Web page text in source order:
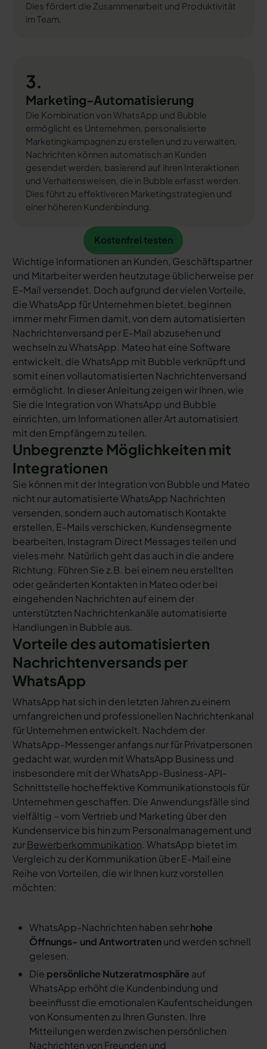
Dies fördert die Zusammenarbeit und Produktivität
im Team.
3.
Marketing-Automatisierung
Die Kombination von WhatsApp und Bubble
ermöglicht es Unternehmen, personalisierte
Marketingkampagnen zu erstellen und zu verwalten.
Nachrichten können automatisch an Kunden
gesendet werden, basierend auf ihren Interaktionen
und Verhaltensweisen, die in Bubble erfasst werden.
Dies führt zu effektiveren Marketingstrategien und
einer höheren Kundenbindung.
Kostenfrei testen
Kostenfrei testen
Wichtige Informationen an Kunden, Geschäftspartner
und Mitarbeiter werden heutzutage üblicherweise per
E-Mail versendet. Doch aufgrund der vielen Vorteile,
die WhatsApp für Unternehmen bietet, beginnen
immer mehr Firmen damit, von dem automatisierten
Nachrichtenversand per E-Mail abzusehen und
wechseln zu WhatsApp. Mateo hat eine Software
entwickelt, die WhatsApp mit Bubble verknüpft und
somit einen vollautomatisierten Nachrichtenversand
ermöglicht. In dieser Anleitung zeigen wir Ihnen, wie
Sie die Integration von WhatsApp und Bubble
einrichten, um Informationen aller Art automatisiert
mit den Empfängern zu teilen.
Unbegrenzte Möglichkeiten mit
Integrationen
Sie können mit der Integration von Bubble und Mateo
nicht nur automatisierte WhatsApp Nachrichten
versenden, sondern auch automatisch Kontakte
erstellen, E-Mails verschicken, Kundensegmente
bearbeiten, Instagram Direct Messages teilen und
vieles mehr. Natürlich geht das auch in die andere
Richtung: Führen Sie z.B. bei einem neu erstellten
oder geänderten Kontakten in Mateo oder bei
eingehenden Nachrichten auf einem der
unterstützten Nachrichtenkanäle automatisierte
Handlungen in Bubble aus.
Vorteile des automatisierten
Nachrichtenversands per
WhatsApp
WhatsApp hat sich in den letzten Jahren zu einem
umfangreichen und professionellen Nachrichtenkanal
für Unternehmen entwickelt. Nachdem der
WhatsApp-Messenger anfangs nur für Privatpersonen
gedacht war, wurden mit WhatsApp Business und
insbesondere mit der WhatsApp-Business-API-
Schnittstelle hocheffektive Kommunikationstools für
Unternehmen geschaffen. Die Anwendungsfälle sind
vielfältig – vom Vertrieb und Marketing über den
Kundenservice bis hin zum Personalmanagement und
zurBewerberkommunikation. WhatsApp bietet im
Vergleich zu der Kommunikation über E-Mail eine
Reihe von Vorteilen, die wir Ihnen kurz vorstellen
möchten:
WhatsApp-Nachrichten haben sehrhohe
Öffnungs- und Antwortratenund werden schnell
gelesen.
Die persönliche Nutzeratmosphäre auf
WhatsApp erhöht die Kundenbindung und
beeinflusst die emotionalen Kaufentscheidungen
von Konsumenten zu Ihren Gunsten. Ihre
Mitteilungen werden zwischen persönlichen
Nachrichten von Freunden und